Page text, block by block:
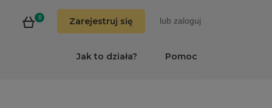
0 Zarejestruj się lub zaloguj
Pomoc
Jak to działa?